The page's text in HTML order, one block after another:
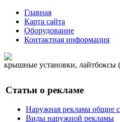
Главная
Карта сайта
Оборудование
Контактная информация
крышные установки, лайтбоксы
Статьи о рекламе
Наружная реклама общие
Виды наружной рекламы